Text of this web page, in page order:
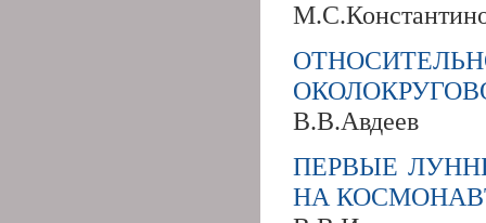
В.В.Авдеев
ПЕРВЫЕ
НА